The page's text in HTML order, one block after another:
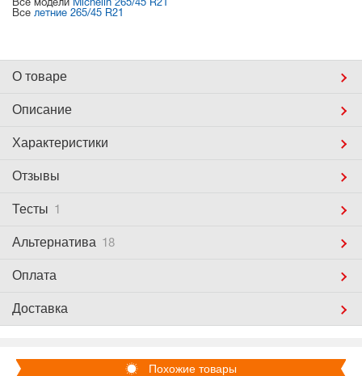
Все модели Michelin 265/45 R21
Все летние 265/45 R21
О товаре
Описание
Характеристики
Отзывы
Тесты 1
Альтернатива 18
Оплата
Доставка
Похожие товары